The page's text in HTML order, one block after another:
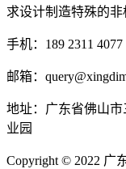
求设计制造特殊的非
手机：189 2311
邮箱：
地址：广东省佛山
业园
Copyright © 2022 广